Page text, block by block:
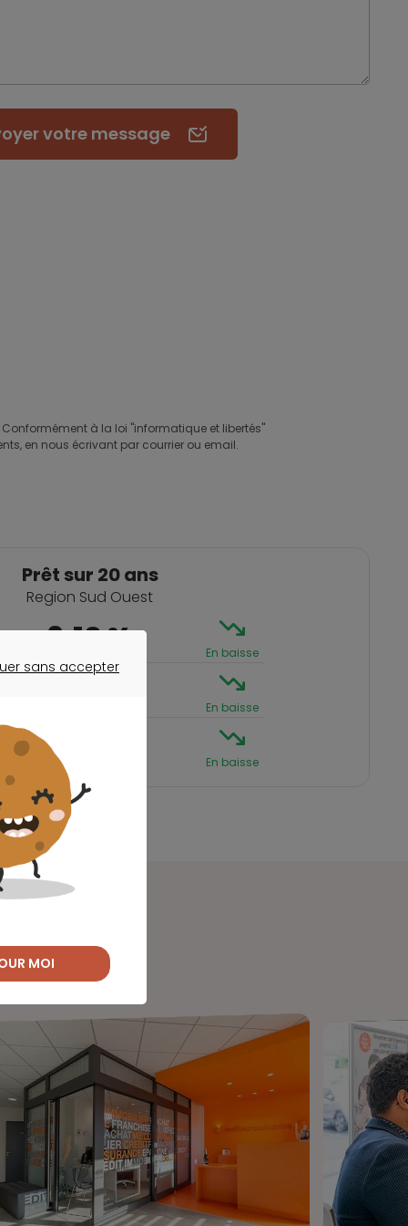
votre message
à la loi "informatique et libertés"
en nous écrivant par courrier ou email.
Prêt sur 20 ans
Region Sud Ouest
3,10 % En baisse
En baisse
En baisse
sans accepter
MOI